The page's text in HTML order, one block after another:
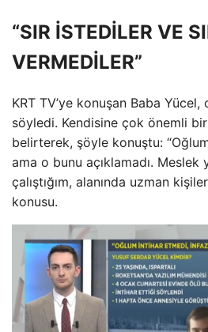
“SIR İSTEDİLER VE
VERMEDİLER”
KRT TV’ye konuşan Baba
söyledi. Kendisine çok önemli
belirterek, şöyle konuştu:
ama o bunu açıklamadı. Meslek
çalıştığım, alanında uzman
konusu.